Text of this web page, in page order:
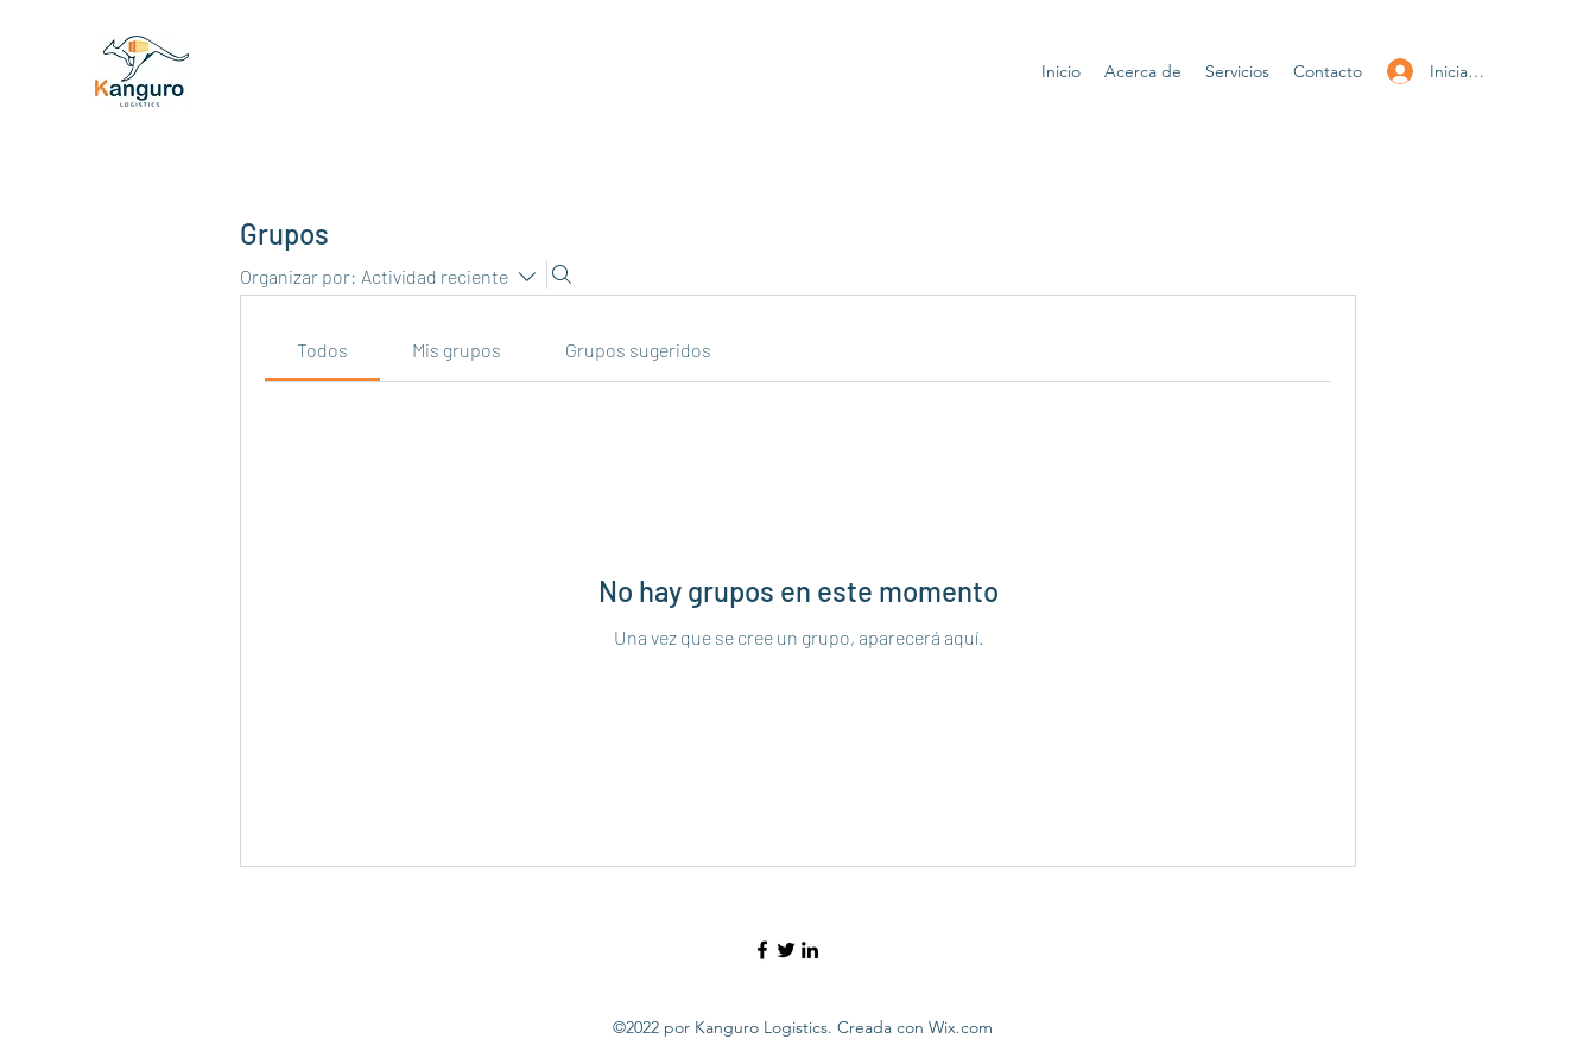
Iniciar sesión
Inicio Acerca de Servicios Contacto
Grupos
Organizar por: Actividad reciente
Todos Mis grupos Grupos sugeridos
No hay grupos en este momento
Una vez que se cree un grupo, aparecerá aquí.
©2022 por Kanguro Logistics. Creada con Wix.com